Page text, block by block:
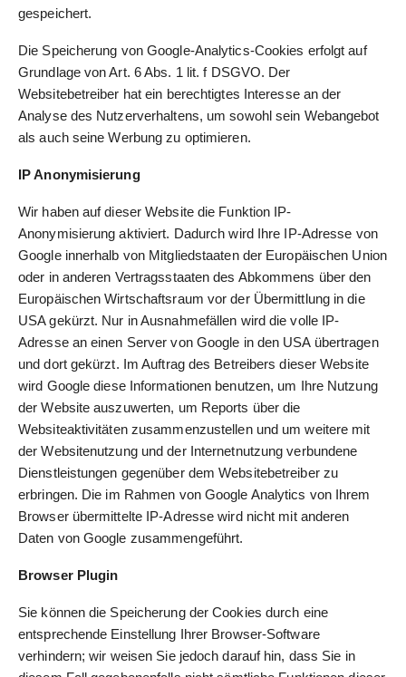
gespeichert.
Die Speicherung von Google-Analytics-Cookies erfolgt auf
Grundlage von Art. 6 Abs. 1 lit. f DSGVO. Der
Websitebetreiber hat ein berechtigtes Interesse an der
Analyse des Nutzerverhaltens, um sowohl sein Webangebot
als auch seine Werbung zu optimieren.
IP Anonymisierung
Wir haben auf dieser Website die Funktion IP-
Anonymisierung aktiviert. Dadurch wird Ihre IP-Adresse von
Google innerhalb von Mitgliedstaaten der Europäischen Union
oder in anderen Vertragsstaaten des Abkommens über den
Europäischen Wirtschaftsraum vor der Übermittlung in die
USA gekürzt. Nur in Ausnahmefällen wird die volle IP-
Adresse an einen Server von Google in den USA übertragen
und dort gekürzt. Im Auftrag des Betreibers dieser Website
wird Google diese Informationen benutzen, um Ihre Nutzung
der Website auszuwerten, um Reports über die
Websiteaktivitäten zusammenzustellen und um weitere mit
der Websitenutzung und der Internetnutzung verbundene
Dienstleistungen gegenüber dem Websitebetreiber zu
erbringen. Die im Rahmen von Google Analytics von Ihrem
Browser übermittelte IP-Adresse wird nicht mit anderen
Daten von Google zusammengeführt.
Browser Plugin
Sie können die Speicherung der Cookies durch eine
entsprechende Einstellung Ihrer Browser-Software
verhindern; wir weisen Sie jedoch darauf hin, dass Sie in